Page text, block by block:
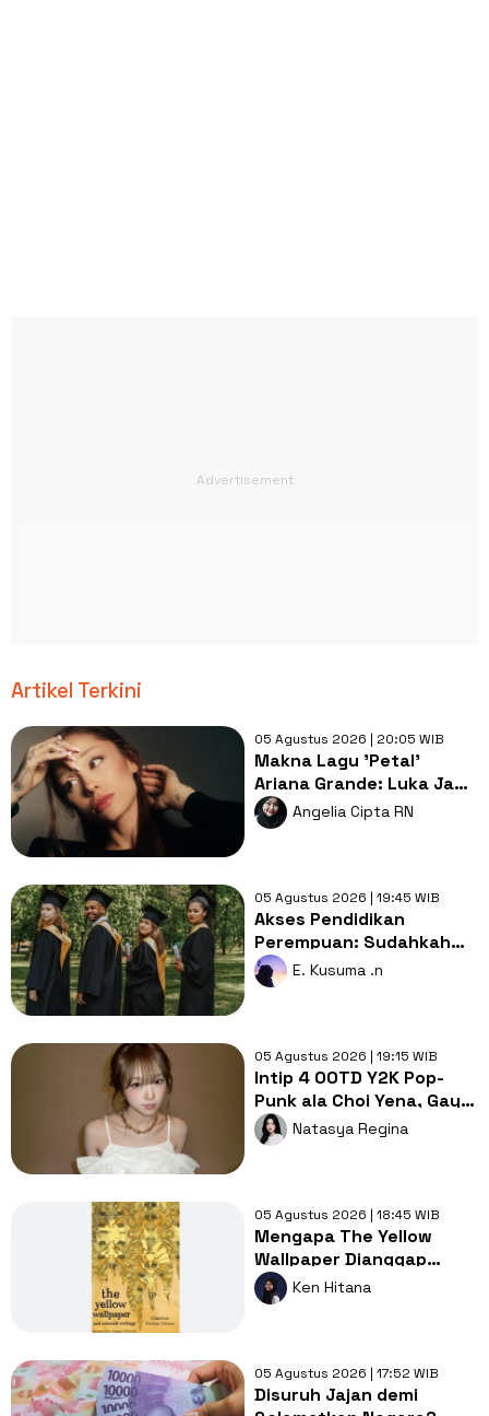
Artikel Terkini
05 Agustus 2026 | 20:05 WIB
Makna Lagu 'Petal'
Ariana Grande: Luka Jadi
Bahan Bakar untuk
Tumbuh
Angelia Cipta RN
05 Agustus 2026 | 19:45 WIB
Akses Pendidikan
Perempuan: Sudahkah
Merdeka Belajar Benar-
benar Setara?
E. Kusuma .n
05 Agustus 2026 | 19:15 WIB
Intip 4 OOTD Y2K Pop-
Punk ala Choi Yena, Gaya
Lebih Cute dan Rebel!
Natasya Regina
05 Agustus 2026 | 18:45 WIB
Mengapa The Yellow
Wallpaper Dianggap
Karya Sastra dengan
Kritik Feminisme?
Ken Hitana
05 Agustus 2026 | 17:52 WIB
Disuruh Jajan demi